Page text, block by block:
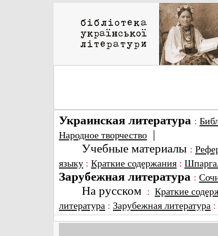
Украинская литература :
Народное творчество |
Учебные материалы :
языку : Краткие содержания :
Зарубежная литература :
На русском : Краткие
литература : Зарубежная литература